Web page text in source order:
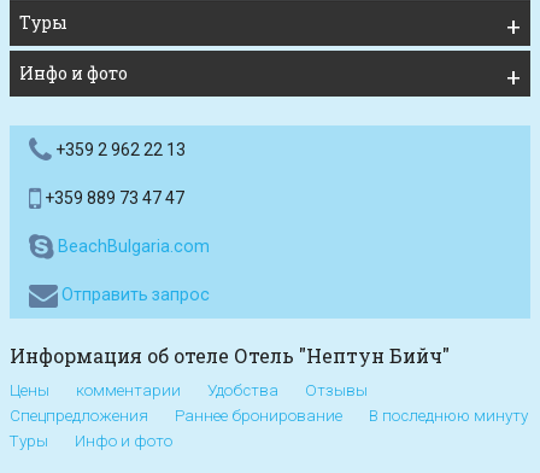
Туры
Инфо и фото
+359 2 962 22 13
+359 889 73 47 47
BeachBulgaria.com
Отправить запрос
Информация об отеле Отель "Нептун Бийч"
Цены комментарии Удобства
Отзывы
Спецпредложения
Раннее бронирование
В последнюю минуту
Туры
Инфо и фото